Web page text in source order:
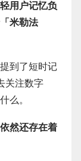
用户记忆负
米勒法
到了短时记
关注数字
么。
然还存在着